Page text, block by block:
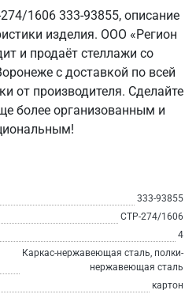
1606 333-93855, описание
изделия. ООО «Регион
и продаёт стеллажи со
с доставкой по всей
от производителя. Сделайте
более организованным и
333-93855
СТР-274/1606
4
Каркас-нержавеющая сталь, полки-
нержавеющая сталь
картон